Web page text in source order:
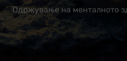
Одржување на менталното